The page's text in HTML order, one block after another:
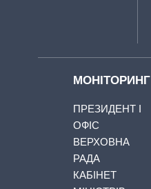
МОНІТОРИНГ
ПРЕЗИДЕНТ І
ОФІС
ВЕРХОВНА
РАДА
КАБІНЕТ